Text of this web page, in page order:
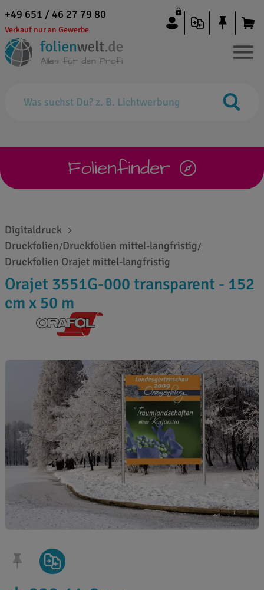
+49 651 / 46 27 79 80
Verkauf nur an Gewerbe
Folienfinder
Digitaldruck
Druckfolien/Druckfolien mittel-langfristig/
Druckfolien Orajet mittel-langfristig
Orajet 3551G-000 transparent - 152
cm x 50 m